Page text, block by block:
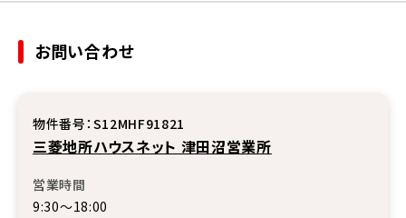
お問い合わせ
三菱地所ハウスネット 津田沼営業所
物件番号：S12MHF91821
営業時間
9:30～18:00